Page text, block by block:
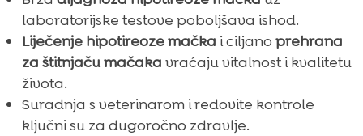
laboratorijske testove poboljšava ishod.
Liječenje hipotireoze mačka i ciljano prehrana
za štitnjaču mačaka vraćaju vitalnost i kvalitetu
života.
Suradnja s veterinarom i redovite kontrole
ključni su za dugoročno zdravlje.